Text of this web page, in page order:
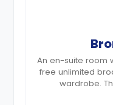
An en-suite room
free unlimited
wardrobe.